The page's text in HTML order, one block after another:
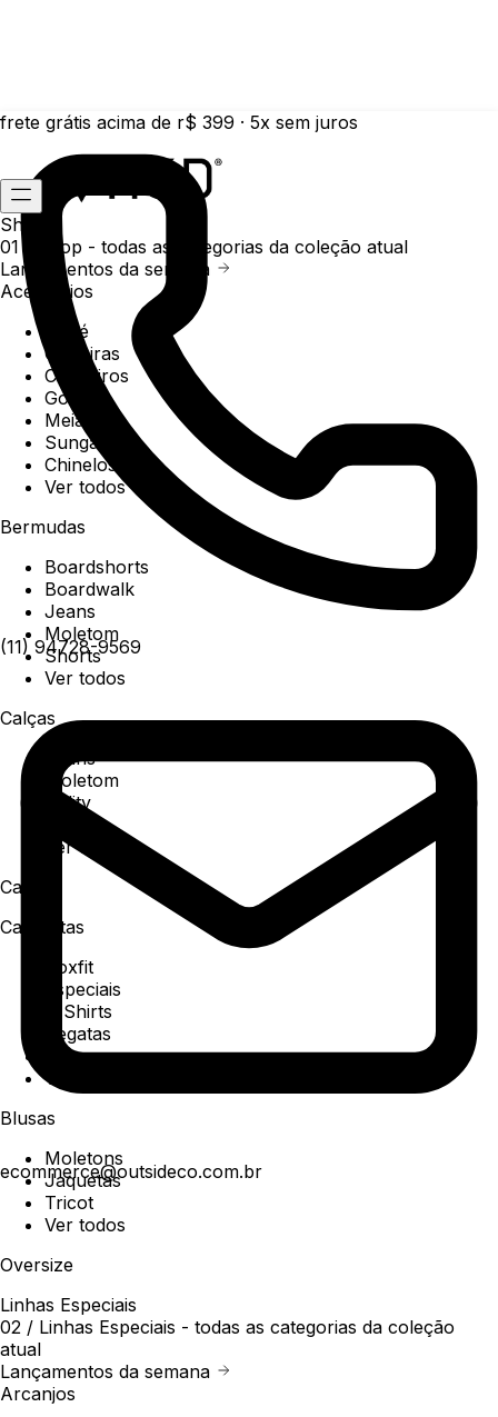
frete grátis acima de r$ 399 · 5x sem juros
(11) 94728-9569
ecommerce@outsideco.com.br
Shop
01 /
Shop - todas as categorias da coleção atual
Lançamentos da semana
Acessórios
Boné
Carteiras
Chaveiros
Gorros
Meias
Sunga
Chinelos
Ver todos
Bermudas
Boardshorts
Boardwalk
Jeans
Moletom
Shorts
Ver todos
Calças
Jeans
Moletom
Utility
Ver todos
Camisa
Camisetas
Boxfit
Especiais
T-Shirts
Regatas
Polo
Ver todos
Blusas
Moletons
Jaquetas
Tricot
Ver todos
Oversize
Linhas Especiais
02 / Linhas Especiais - todas as categorias da coleção
atual
Lançamentos da semana
Arcanjos